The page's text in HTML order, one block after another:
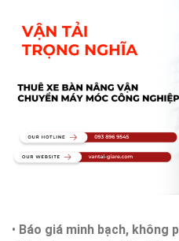
• Báo giá minh bạch, không